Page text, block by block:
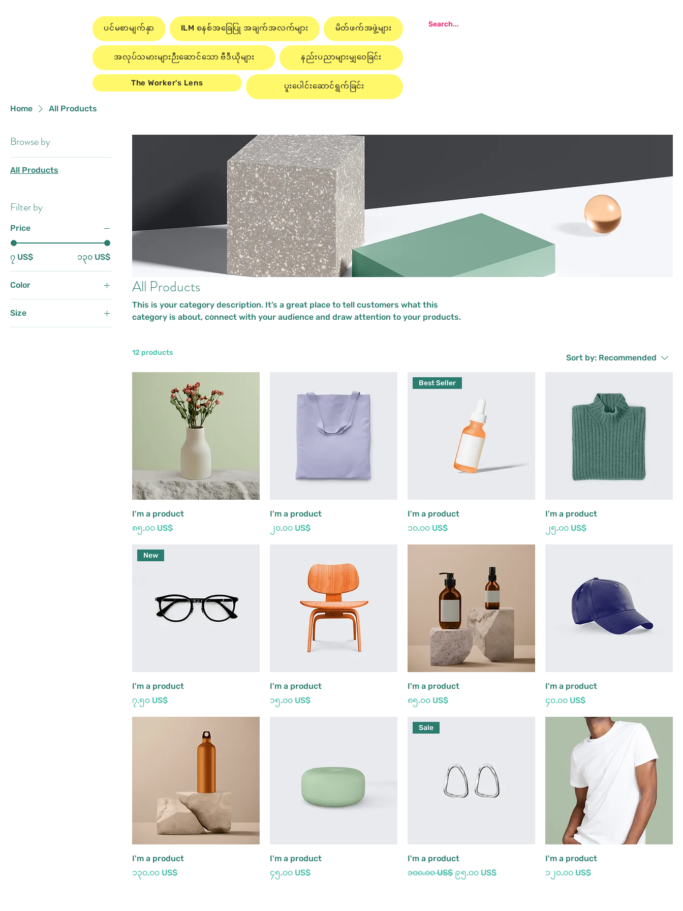
ပင်မစာမျက်နှာ ILM စနစ်အခြေပြု အချက်အလက်များ မိတ်ဖက်အဖွဲ့များ
အလုပ်သမားများဉီး‌ဆောင်သော ဗီဒီယိုများ နည်းပညာများမျှဝေခြင်း
The Worker's Lens ပူးပေါင်းဆောင်ရွက်ခြင်း
Home All Products
Browse by
All Products
Filter by
Price
၇ US$ ၁၃၀ US$
Color
Size
250 ml
All Products
This is your category description. It’s a great place to tell customers what this
category is about, connect with your audience and draw attention to your products.
12 products
Sort by: Recommended
I'm a product
Price
၈၅.၀၀ US$
I'm a product
Price
၂၀.၀၀ US$
Best Seller
I'm a product
Price
၁၀.၀၀ US$
I'm a product
Price
၂၅.၀၀ US$
New
I'm a product
Price
၇.၅၀ US$
I'm a product
Price
၁၅.၀၀ US$
I'm a product
Price
၈၅.၀၀ US$
I'm a product
Price
၄၀.၀၀ US$
I'm a product
Price
၁၃၀.၀၀ US$
I'm a product
Price
၄၅.၀၀ US$
Sale
I'm a product
Regular Price
၁၀၀.၀၀ US$ Sale Price
၉၅.၀၀ US$
I'm a product
Price
၁၂၀.၀၀ US$